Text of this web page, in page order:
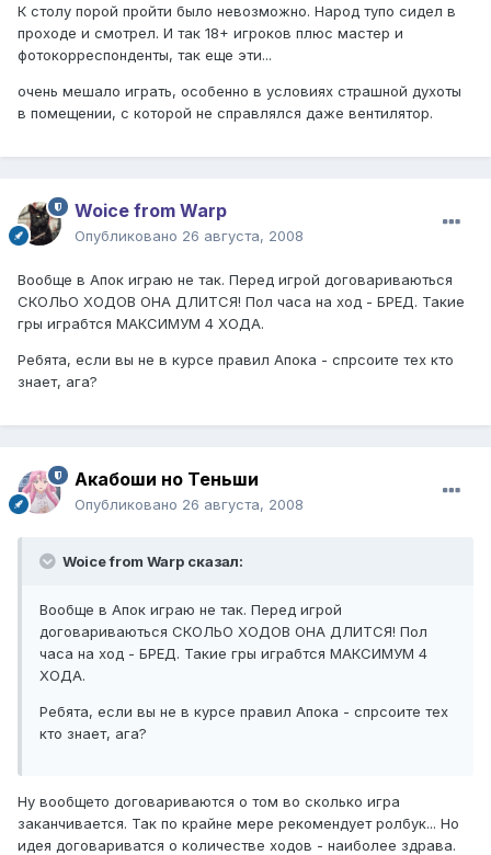
К столу порой пройти было невозможно. Народ тупо сидел в
проходе и смотрел. И так 18+ игроков плюс мастер и
фотокорреспонденты, так еще эти...
очень мешало играть, особенно в условиях страшной духоты
в помещении, с которой не справлялся даже вентилятор.
Woice from Warp
Опубликовано 26 августа, 2008
Вообще в Апок играю не так. Перед игрой договариваються
СКОЛЬО ХОДОВ ОНА ДЛИТСЯ! Пол часа на ход - БРЕД. Такие
гры играбтся МАКСИМУМ 4 ХОДА.
Ребята, если вы не в курсе правил Апока - спрсоите тех кто
знает, ага?
Акабоши но Теньши
Опубликовано 26 августа, 2008
Woice from Warp сказал:
Вообще в Апок играю не так. Перед игрой
договариваються СКОЛЬО ХОДОВ ОНА ДЛИТСЯ! Пол
часа на ход - БРЕД. Такие гры играбтся МАКСИМУМ 4
ХОДА.
Ребята, если вы не в курсе правил Апока - спрсоите тех
кто знает, ага?
Ну вообщето договариваются о том во сколько игра
заканчивается. Так по крайне мере рекомендует ролбук... Но
идея договариватся о количестве ходов - наиболее здрава.